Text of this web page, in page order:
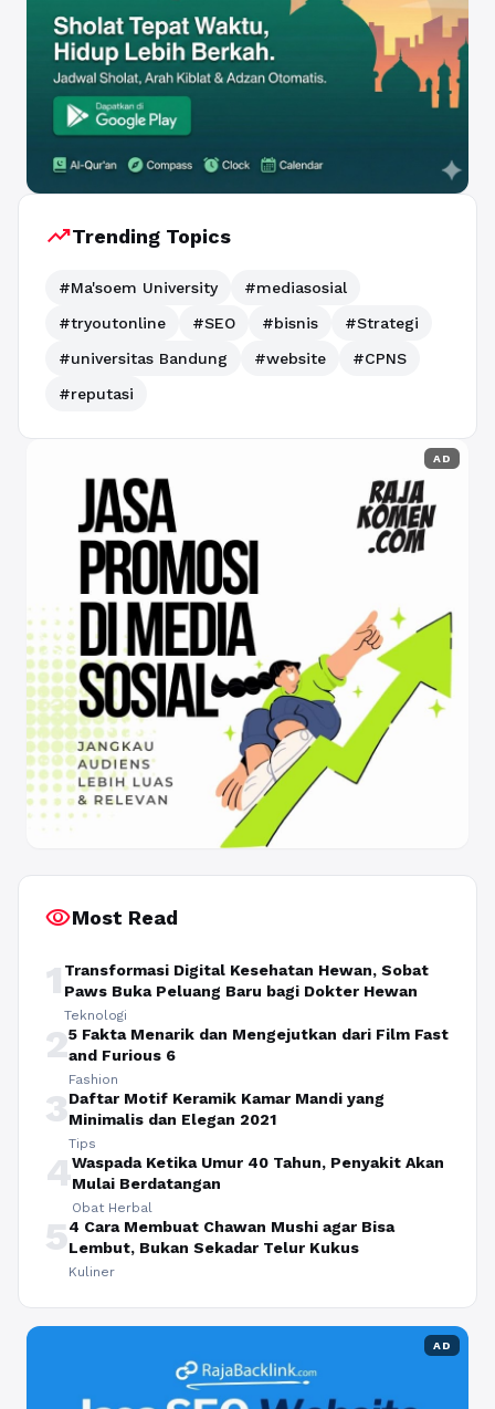
trending_upTrending Topics
#Ma'soem University
#mediasosial
#tryoutonline
#SEO #bisnis
#Strategi
#universitas Bandung
#website
#CPNS
#reputasi
AD
visibilityMost Read
1 Transformasi Digital Kesehatan Hewan, Sobat
Paws Buka Peluang Baru bagi Dokter Hewan
Teknologi
25 Fakta Menarik dan Mengejutkan dari Film Fast
and Furious 6
Fashion
3Daftar Motif Keramik Kamar Mandi yang
Minimalis dan Elegan 2021
Tips
4Waspada Ketika Umur 40 Tahun, Penyakit Akan
Mulai Berdatangan
Obat Herbal
54 Cara Membuat Chawan Mushi agar Bisa
Lembut, Bukan Sekadar Telur Kukus
Kuliner
AD